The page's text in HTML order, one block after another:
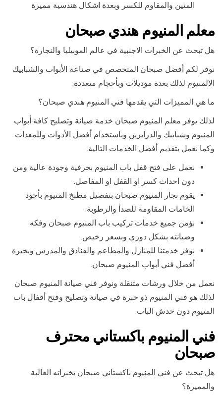
المتين والمقاوم للكسر وبعدة اشكال هندسية مميزة
معلم المنيوم هندي صبحان
هل تبحث عن الخبرات الاجنبية في عالم الموبيليا والنجارة؟
نوفر لكم أفضل صبحان المتخصص في صناعة الأبواب والشبابيك
الالمنيوم لذلك بعدة موديلات وبأحجام متعددة.
ما هي المميزات التي يقدمها فني المنيوم هندي صبحان؟
لذلك يوفر معلم المنيوم صبحان خدمة صيانة وتصليح كافة أبواب
المنيوم وشبابيك والدرابزين وباستخدام أفضل الأدوات وللمعدات
وكما نعمل بتقديم أفضل الخدمات التالية:
نعمل على فتح قفل باب المنيوم بحرفية وجودة عالية ومن
دون احداث كسر او القفل او المفاصل.
يقوم نجار المنيوم صبحان بتفصيل مطبخ المنيوم بأجود
الخامات المقاومة للصدأ والرطوبة.
نؤمن جميع خدمات تركيب باب المنيوم صبحان وفكه
وصيانته بشكل دوري وبسعر رخيص.
نوفر خدمتنا للمنازل والمطاعم والفنادق والمدرس وبخبرة
أفضل فني أبواب المنيوم صبحان.
نعمل من خلال ورشات متنقلة ونوفر فني صيانة المنيوم صبحان
لذلك هو فني المنيوم ذو خبرة في صيانة وتصليح وفتح أقفال باب
المنيوم دون خدش الباب.
فني المنيوم باكستاني محترف
صبحان
هل تبحث عن فني المنيوم باكستاني صبحان بخبراته العالية
والمميزة؟